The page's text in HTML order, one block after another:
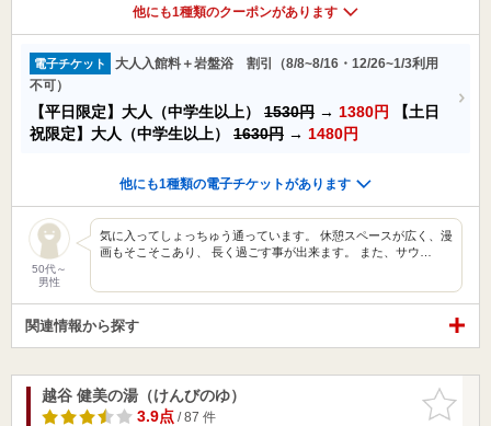
他にも1種類のクーポンがあります
電子チケット
大人入館料＋岩盤浴 割引（8/8~8/16・12/26~1/3利用
不可）
【平日限定】大人（中学生以上） 1530円 → 1380円
【土日
祝限定】大人（中学生以上） 1630円 → 1480円
他にも1種類の電子チケットがあります
50代～
男性
気に入ってしょっちゅう通っています。 休憩スペースが広く、漫
画もそこそこあり、 長く過ごす事が出来ます。 また、サウ…
関連情報から探す
お気に入
りに追加
越谷 健美の湯（けんびのゆ）
3.9点/ 87 件